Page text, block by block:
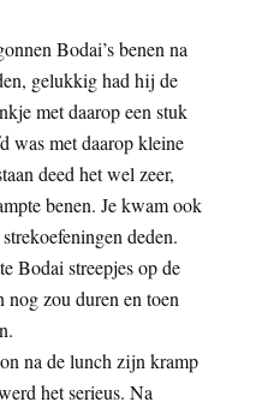
Bodai’s benen na
gelukkig had hij de
met daarop een stuk
was met daarop kleine
deed het wel zeer,
benen. Je kwam ook
deden.
Bodai streepjes op de
nog zou duren en toen
na de lunch zijn kramp
het serieus. Na